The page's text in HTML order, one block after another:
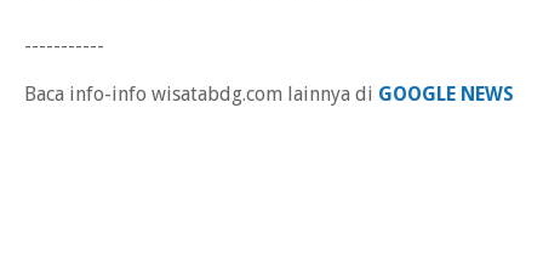
-----------
Baca info-info wisatabdg.com lainnya di GOOGLE NEWS